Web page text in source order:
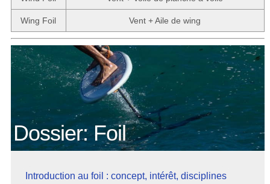
Wing Foil Vent + Aile de wing
Dossier: Foil
Introduction au foil : concept, intérêt, disciplines